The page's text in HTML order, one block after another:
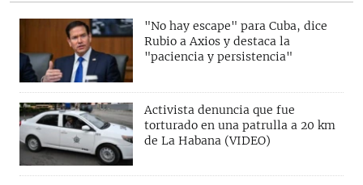
"No hay escape" para Cuba, dice
Rubio a Axios y destaca la
"paciencia y persistencia"
Activista denuncia que fue
torturado en una patrulla a 20 km
de La Habana (VIDEO)